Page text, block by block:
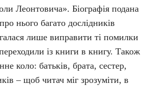
Леонтовича». Біографія подана
нього багато дослідників
лише виправити ті помилки
із книги в книгу. Також
коло: батьків, брата, сестер,
– щоб читач міг зрозуміти, в